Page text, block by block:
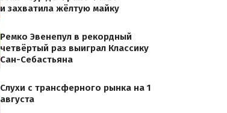
и захватила жёлтую майку
Ремко Эвенепул в рекордный
четвёртый раз выиграл Классику
Сан-Себастьяна
Слухи с трансферного рынка на 1
августа